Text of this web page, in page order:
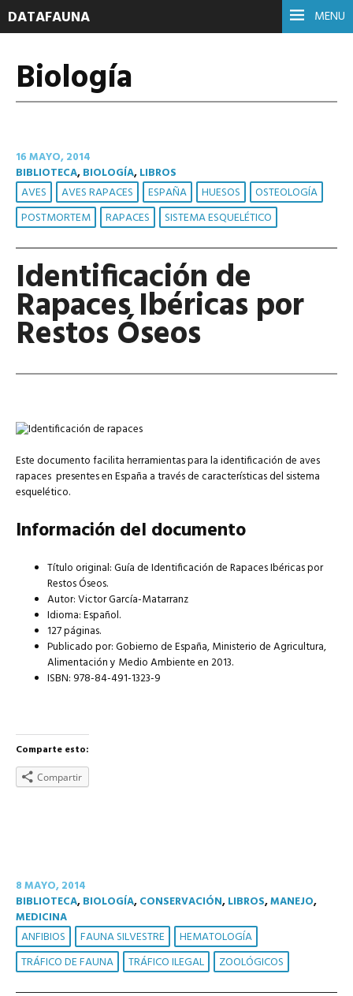
MENU
DATAFAUNA
Biología
16 MAYO, 2014
BIBLIOTECA,BIOLOGÍA,LIBROS
AVES AVES RAPACES ESPAÑA HUESOS
OSTEOLOGÍA
POSTMORTEM
RAPACES SISTEMA ESQUELÉTICO
Identificación de
Rapaces Ibéricas por
Restos Óseos
Este documento facilita herramientas para la identificación de aves
rapaces presentes en España a través de características del sistema
esquelético.
Información del documento
Título original: Guía de Identificación de Rapaces Ibéricas por
Restos Óseos.
Autor: Victor García-Matarranz
Idioma: Español.
127 páginas.
Publicado por: Gobierno de España, Ministerio de Agricultura,
Alimentación y Medio Ambiente en 2013.
ISBN: 978-84-491-1323-9
Comparte esto:
Compartir
8 MAYO, 2014
BIBLIOTECA,BIOLOGÍA,CONSERVACIÓN,LIBROS,MANEJO,
MEDICINA
ANFIBIOS FAUNA SILVESTRE
HEMATOLOGÍA
TRÁFICO DE FAUNA
TRÁFICO ILEGAL ZOOLÓGICOS